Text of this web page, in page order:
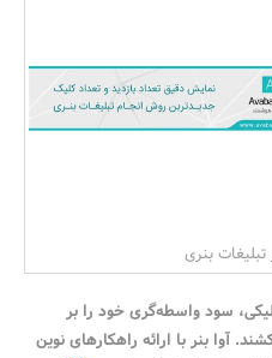
مسکن و ساختمان
تبلیغات بنری